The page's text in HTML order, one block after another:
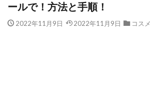
ールで！方法と手順！
2022年11月9日 2022年11月9日 コス